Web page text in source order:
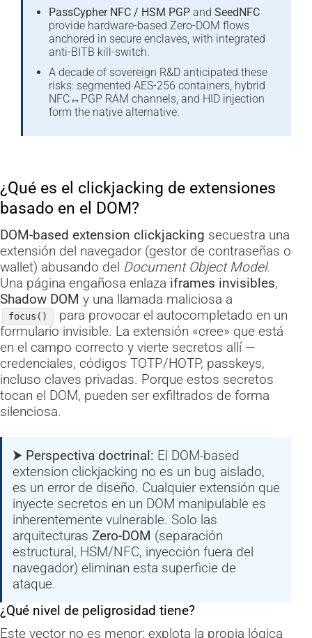
PassCypher NFC / HSM PGPand SeedNFC
provide hardware-based Zero-DOM flows
anchored in secure enclaves, with integrated
anti-BITB kill-switch.
A decade of sovereign R&D anticipated these
risks: segmented AES-256 containers, hybrid
NFC↔PGP RAM channels, and HID injection
form the native alternative.
¿Qué es el clickjacking de extensiones
basado en el DOM?
DOM-based extension clickjacking secuestra una
extensión del navegador (gestor de contraseñas o
wallet) abusando del Document Object Model.
Una página engañosa enlaza iframes invisibles,
Shadow DOM y una llamada maliciosa a
focus()
para provocar el autocompletado en un
formulario invisible. La extensión «cree» que está
en el campo correcto y vierte secretos allí —
credenciales, códigos TOTP/HOTP, passkeys,
incluso claves privadas. Porque estos secretos
tocan el DOM, pueden ser exfiltrados de forma
silenciosa.
⮞ Perspectiva doctrinal: El DOM-based
extension clickjacking no es un bug aislado,
es un error de diseño. Cualquier extensión que
inyecte secretos en un DOM manipulable es
inherentemente vulnerable. Solo las
arquitecturasZero-DOM (separación
estructural, HSM/NFC, inyección fuera del
navegador) eliminan esta superficie de
ataque.
¿Qué nivel de peligrosidad tiene?
Este vector no es menor: explota la propia lógica